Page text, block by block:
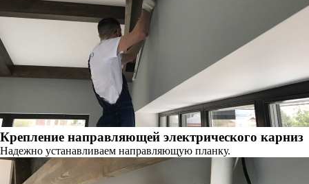
Крепление направляющей электрического карниз
Надежно устанавливаем направляющую планку.